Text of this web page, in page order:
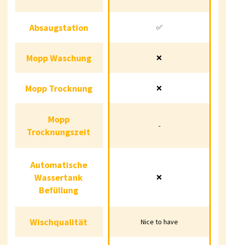
Absaugstation
Mopp Waschung
Mopp Trocknung
Trocknungszeit
Automatische
Wassertank
Befüllung
Wischqualität Nice to have
✅
❌
❌
-
❌
Nice to have
Absaugstation
Mopp Waschung
Mopp Trocknung
Mopp
Trocknungszeit
Automatische
Wassertank
Befüllung
Wischqualität